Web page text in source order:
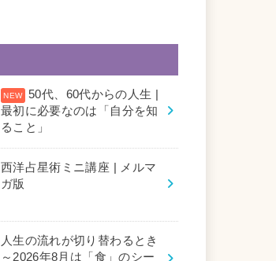
50代、60代からの人生 |
最初に必要なのは「自分を知
ること」
西洋占星術ミニ講座 | メルマ
ガ版
人生の流れが切り替わるとき
～2026年8月は「食」のシー